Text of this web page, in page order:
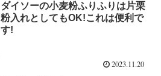
ダイソーの小麦粉ふりふりは片栗
粉入れとしてもOK!これは便利で
す!
2023.11.20